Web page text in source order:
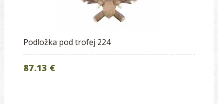
Podložka pod trofej 224
87.13 €